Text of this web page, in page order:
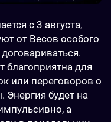
с 3 августа,
от Весов особого
благоприятна для
или переговоров о
будет на
а